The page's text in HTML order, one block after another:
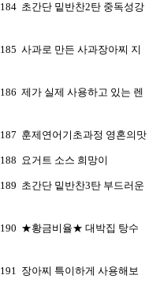
184 초간단 밑반찬2탄 중독성강
185 사과로 만든 사과장아찌 지
186 제가 실제 사용하고 있는 렌
187 훈제연어기초과정 영혼의맛
188 요거트 소스 희망이
189 초간단 밑반찬3탄 부드러운
190 ★황금비율★ 대박집 탕수
191 장아찌 특이하게 사용해보